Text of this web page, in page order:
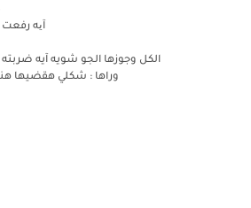
آیه
الكل وجوزها الجو شويه آيه
وراها : شكلي هقضيها